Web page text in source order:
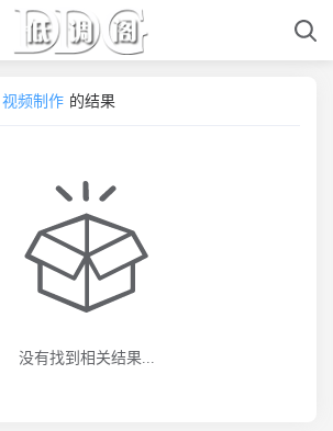
视频制作 的结果
没有找到相关结果...